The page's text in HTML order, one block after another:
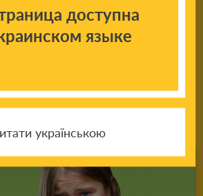
доступна
языке
українською